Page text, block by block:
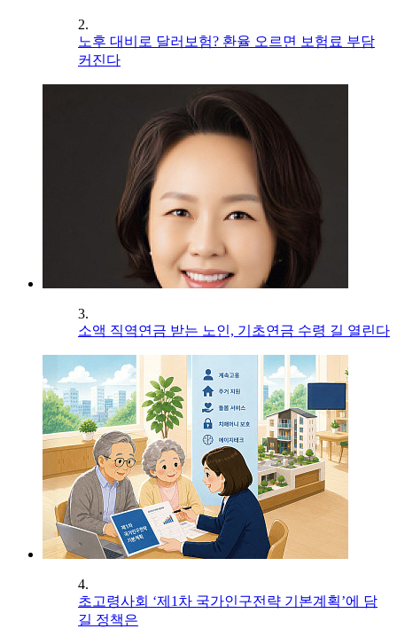
2.
노후 대비로 달러보험? 환율 오르면 보험료 부담
커진다
3.
소액 직역연금 받는 노인, 기초연금 수령 길 열린다
4.
초고령사회 ‘제1차 국가인구전략 기본계획’에 담
길 정책은